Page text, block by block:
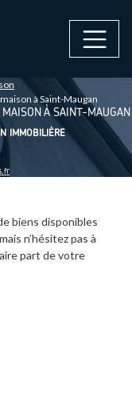
à Saint-Maugan
À SAINT-MAUGAN
IMMOBILIÈRE
biens disponibles
n’hésitez pas à
part de votre